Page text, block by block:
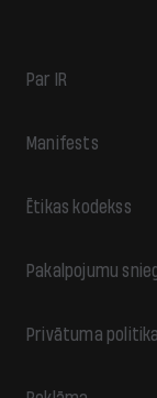
Par IR
Manifests
Ētikas kodekss
Pakalpojumu
Privātuma politika